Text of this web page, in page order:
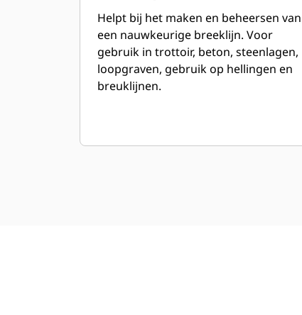
Helpt bij het maken en beheersen van
een nauwkeurige breeklijn. Voor
gebruik in trottoir, beton, steenlagen,
loopgraven, gebruik op hellingen en
breuklijnen.